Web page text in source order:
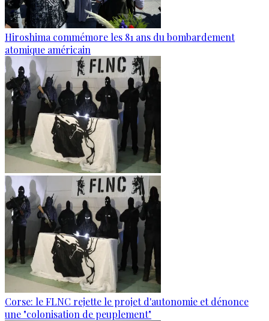
Hiroshima commémore les 81 ans du bombardement
atomique américain
Corse: le FLNC rejette le projet d'autonomie et dénonce
une "colonisation de peuplement"